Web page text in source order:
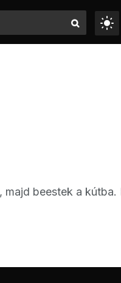
beestek a